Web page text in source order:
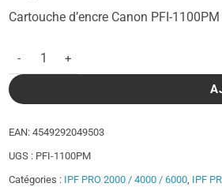
Cartouche d’encre Canon PFI-
quantité de Cartouche d'encre PFI-
EAN:4549292049503
UGS : PFI-1100PM
Catégories : IPF PRO 2000 / 4000 / 6000 IPF